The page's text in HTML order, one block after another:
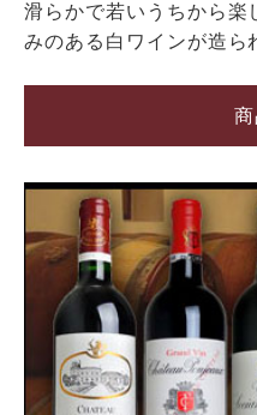
滑らかで若いうちから楽
みのある白ワインが造ら